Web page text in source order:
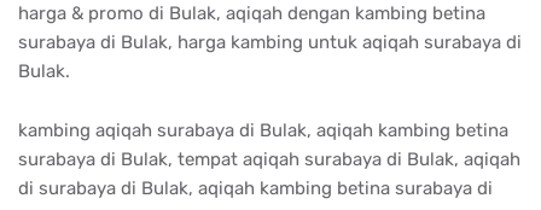
harga & promo di Bulak, aqiqah dengan kambing betina
surabaya di Bulak, harga kambing untuk aqiqah surabaya di
Bulak.
kambing aqiqah surabaya di Bulak, aqiqah kambing betina
surabaya di Bulak, tempat aqiqah surabaya di Bulak, aqiqah
di surabaya di Bulak, aqiqah kambing betina surabaya di